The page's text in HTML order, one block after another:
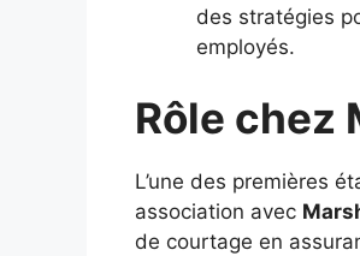
des stratégies
employés.
Rôle chez
L’une des premières
association avec
de courtage en